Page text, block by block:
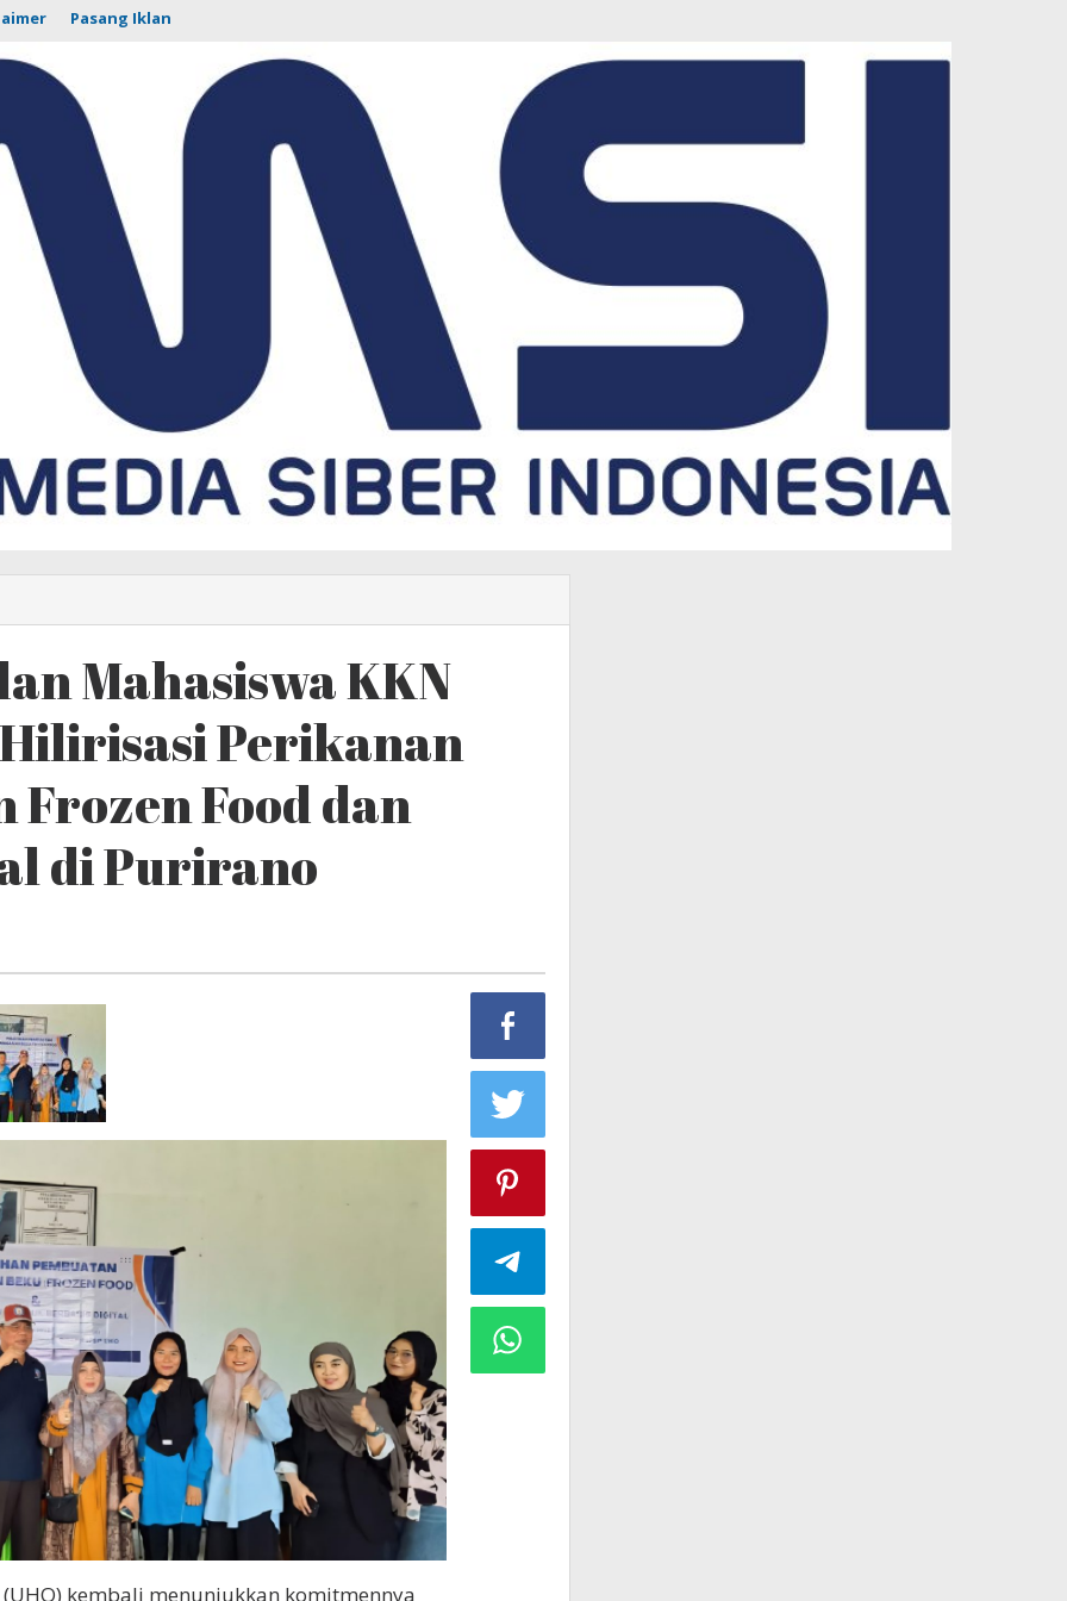
Pasang Iklan
Mahasiswa KKN
Perikanan
Food dan
di Purirano
(UHO) kembali menunjukkan komitmennya